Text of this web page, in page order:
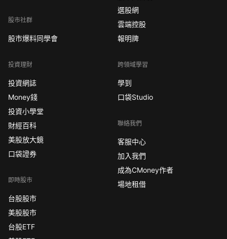
股市社群
股市爆料同學會
投資理財
投資網誌
Money錢
投資小學堂
財經百科
美股放大鏡
口袋證券
即時股市
台股股市
美股股市
台股ETF
選股網
雲端控股
報明牌
跨領域學習
學到
口袋Studio
聯絡我們
客服中心
加入我們
成為CMoney作者
場地租借